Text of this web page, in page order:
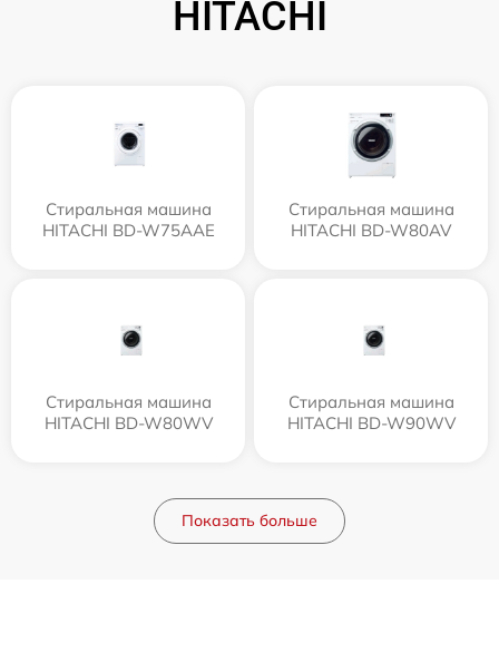
HITACHI
Стиральная машина
HITACHI BD-W75AAE
Стиральная машина
HITACHI BD-W80AV
Стиральная машина
HITACHI BD-W80WV
Стиральная машина
HITACHI BD-W90WV
Показать больше